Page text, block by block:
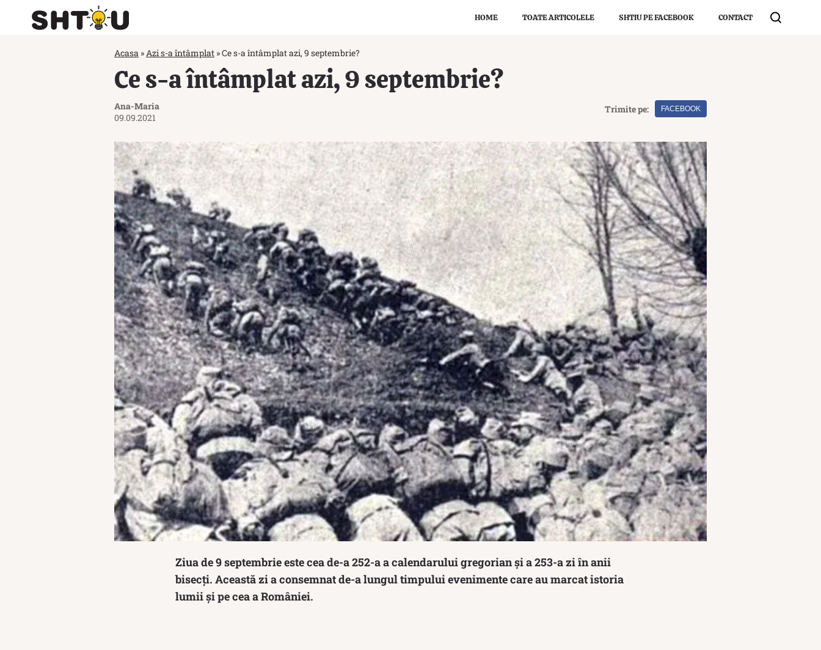
HOME TOATE ARTICOLELE SHTIU PE FACEBOOK CONTACT
Acasa »Azi s-a întâmplat »Ce s-a întâmplat azi, 9 septembrie?
Ce s-a întâmplat azi, 9 septembrie?
Ana-Maria
09.09.2021
Trimite pe: FACEBOOK
Ziua de 9 septembrie este cea de-a 252-a a calendarului gregorian și a 253-a zi în anii
bisecți. Această zi a consemnat de-a lungul timpului evenimente care au marcat istoria
lumii și pe cea a României.